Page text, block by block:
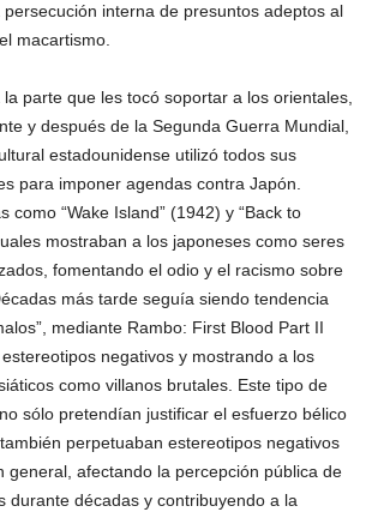
interna de presuntos adeptos al
macartismo.
parte que les tocó soportar a los orientales,
y después de la Segunda Guerra Mundial,
estadounidense utilizó todos sus
para imponer agendas contra Japón.
como “Wake Island” (1942) y “Back to
mostraban a los japoneses como seres
fomentando el odio y el racismo sobre
más tarde seguía siendo tendencia
mediante Rambo: First Blood Part II
negativos y mostrando a los
como villanos brutales. Este tipo de
sólo pretendían justificar el esfuerzo bélico
perpetuaban estereotipos negativos
general, afectando la percepción pública de
durante décadas y contribuyendo a la